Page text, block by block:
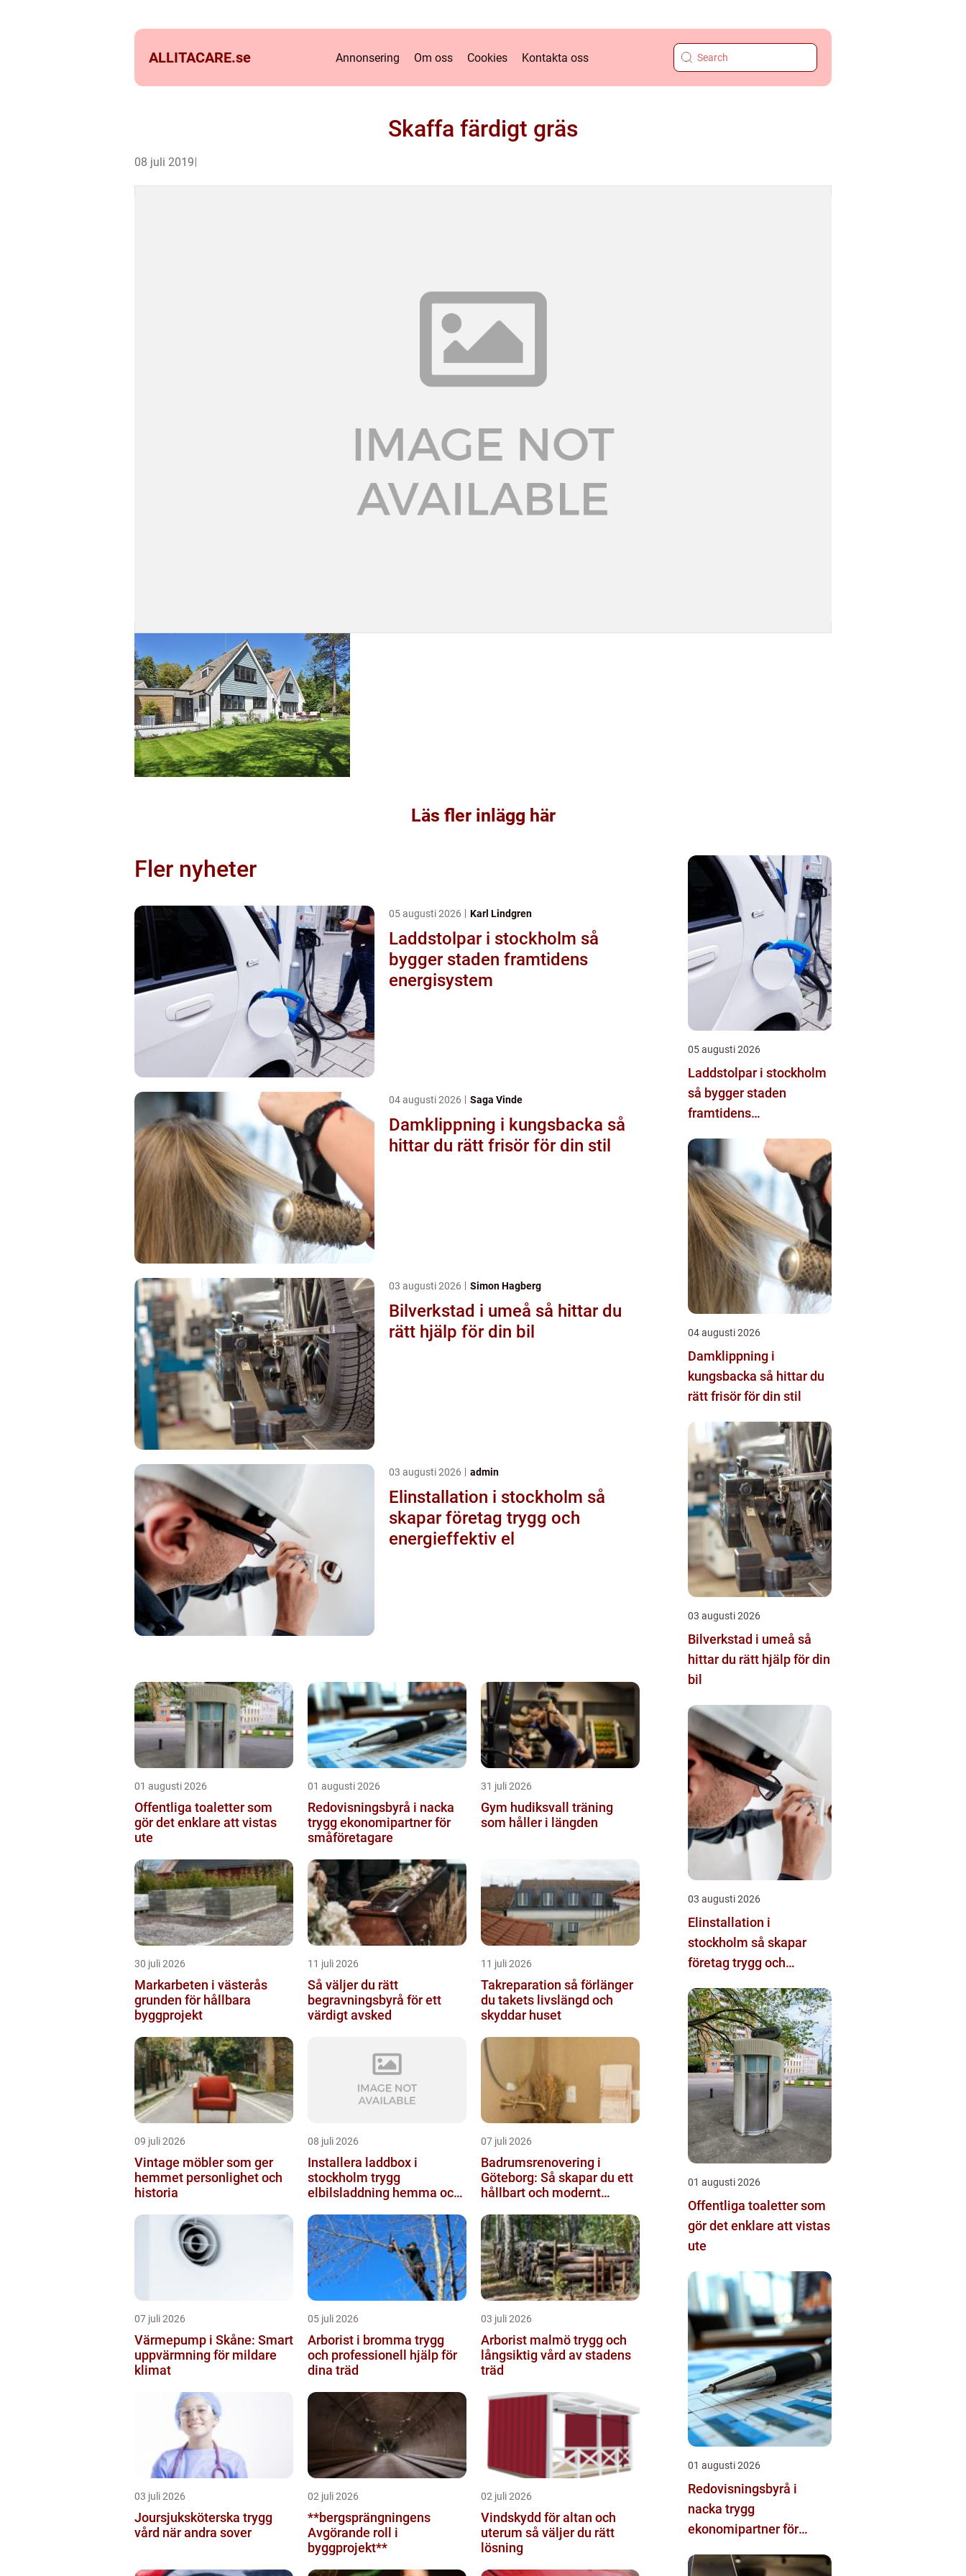
ALLITACARE.se Annonsering Om oss Cookies Kontakta oss
Skaffa färdigt gräs
08 juli 2019
Läs fler inlägg här
Fler nyheter
05 augusti 2026 Karl Lindgren
Laddstolpar i stockholm så
bygger staden framtidens
energisystem
04 augusti 2026 Saga Vinde
Damklippning i kungsbacka så
hittar du rätt frisör för din stil
03 augusti 2026 Simon Hagberg
Bilverkstad i umeå så hittar du
rätt hjälp för din bil
03 augusti 2026 admin
Elinstallation i stockholm så
skapar företag trygg och
energieffektiv el
01 augusti 2026
Offentliga toaletter som
gör det enklare att vistas
ute
01 augusti 2026
Redovisningsbyrå i nacka
trygg ekonomipartner för
småföretagare
31 juli 2026
Gym hudiksvall träning
som håller i längden
30 juli 2026
Markarbeten i västerås
grunden för hållbara
byggprojekt
11 juli 2026
Så väljer du rätt
begravningsbyrå för ett
värdigt avsked
11 juli 2026
Takreparation så förlänger
du takets livslängd och
skyddar huset
09 juli 2026
Vintage möbler som ger
hemmet personlighet och
historia
08 juli 2026
Installera laddbox i
stockholm trygg
elbilsladdning hemma och
07 juli 2026
Badrumsrenovering i
Göteborg: Så skapar du ett
hållbart och modernt
07 juli 2026
Värmepump i Skåne: Smart
uppvärmning för mildare
klimat
05 juli 2026
Arborist i bromma trygg
och professionell hjälp för
dina träd
03 juli 2026
Arborist malmö trygg och
långsiktig vård av stadens
träd
03 juli 2026
Joursjuksköterska trygg
vård när andra sover
02 juli 2026
**bergsprängningens
Avgörande roll i
byggprojekt**
02 juli 2026
Vindskydd för altan och
uterum så väljer du rätt
lösning
05 augusti 2026
Laddstolpar i stockholm
så bygger staden
framtidens
04 augusti 2026
Damklippning i
kungsbacka så hittar du
rätt frisör för din stil
03 augusti 2026
Bilverkstad i umeå så
hittar du rätt hjälp för din
bil
03 augusti 2026
Elinstallation i
stockholm så skapar
företag trygg och
01 augusti 2026
Offentliga toaletter som
gör det enklare att vistas
ute
01 augusti 2026
Redovisningsbyrå i
nacka trygg
ekonomipartner för